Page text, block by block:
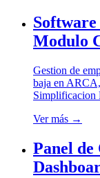
Modulo
Gestion de
baja en
Simplificacion
Ver más →
Panel